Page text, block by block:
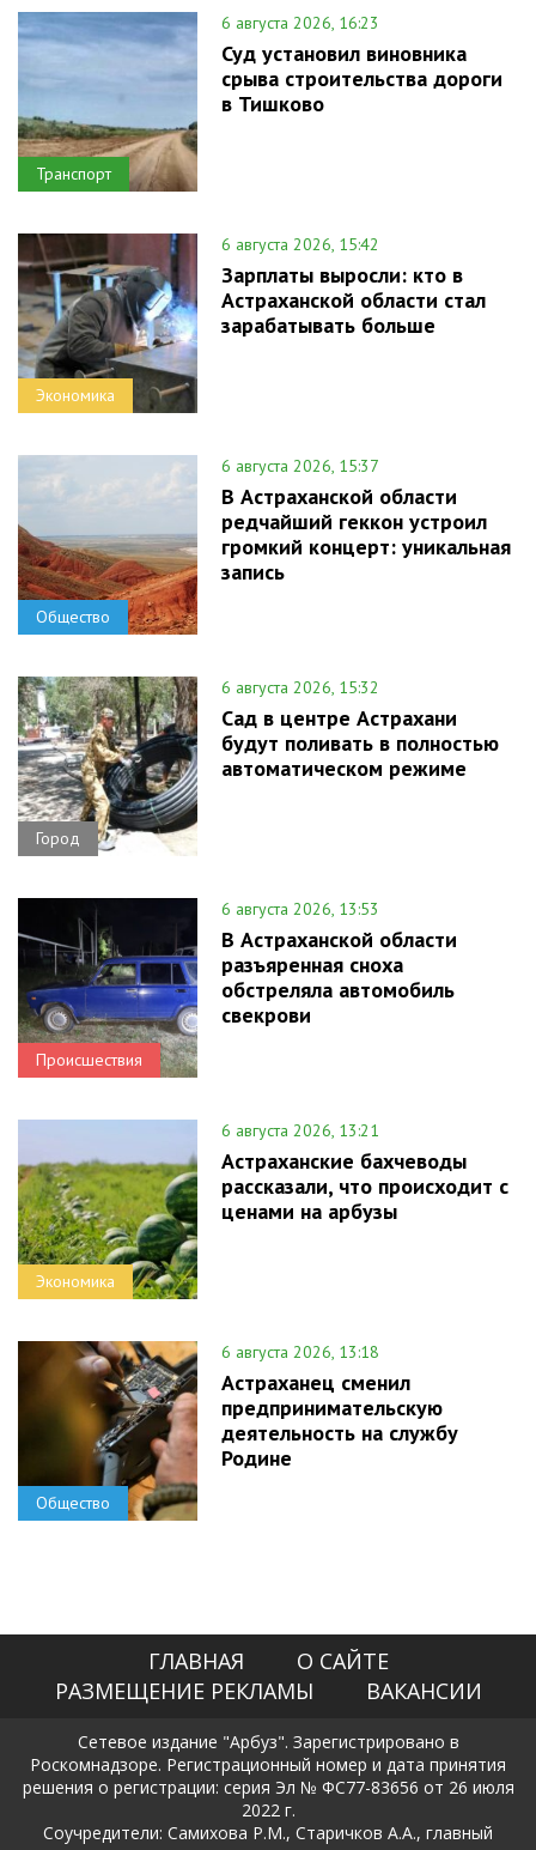
Транспорт
6 августа 2026, 16:23
Суд установил виновника
срыва строительства дороги
в Тишково
Экономика
6 августа 2026, 15:42
Зарплаты выросли: кто в
Астраханской области стал
зарабатывать больше
Общество
6 августа 2026, 15:37
В Астраханской области
редчайший геккон устроил
громкий концерт: уникальная
запись
Город
6 августа 2026, 15:32
Сад в центре Астрахани
будут поливать в полностью
автоматическом режиме
Происшествия
6 августа 2026, 13:53
В Астраханской области
разъяренная сноха
обстреляла автомобиль
свекрови
Экономика
6 августа 2026, 13:21
Астраханские бахчеводы
рассказали, что происходит с
ценами на арбузы
Общество
6 августа 2026, 13:18
Астраханец сменил
предпринимательскую
деятельность на службу
Родине
ГЛАВНАЯ
О САЙТЕ
РАЗМЕЩЕНИЕ РЕКЛАМЫ
ВАКАНСИИ
Сетевое издание "Арбуз". Зарегистрировано в
Роскомнадзоре. Регистрационный номер и дата принятия
решения о регистрации: серия Эл № ФС77-83656 от 26 июля
2022 г.
Соучредители: Самихова Р.М., Старичков А.А., главный